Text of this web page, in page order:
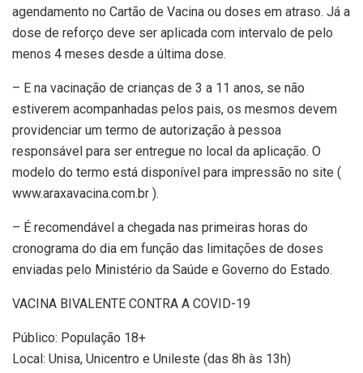
agendamento no Cartão de Vacina ou doses em atraso. Já a
dose de reforço deve ser aplicada com intervalo de pelo
menos 4 meses desde a última dose.
– E na vacinação de crianças de 3 a 11 anos, se não
estiverem acompanhadas pelos pais, os mesmos devem
providenciar um termo de autorização à pessoa
responsável para ser entregue no local da aplicação. O
modelo do termo está disponível para impressão no site (
www.araxavacina.com.br ).
– É recomendável a chegada nas primeiras horas do
cronograma do dia em função das limitações de doses
enviadas pelo Ministério da Saúde e Governo do Estado.
VACINA BIVALENTE CONTRA A COVID-19
Público: População 18+
Local: Unisa, Unicentro e Unileste (das 8h às 13h)